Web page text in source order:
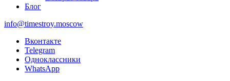
Блог
info@timestroy.moscow
Вконтакте
Telegram
Одноклассники
WhatsApp